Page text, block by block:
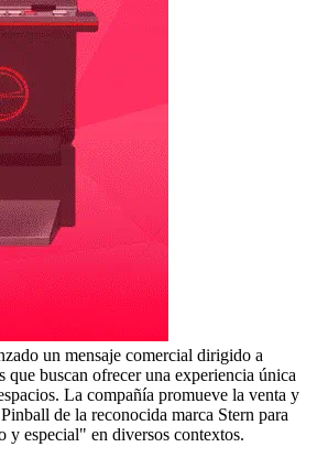
un mensaje comercial dirigido a
que buscan ofrecer una experiencia única
La compañía promueve la venta y
de la reconocida marca Stern para
y especial" en diversos contextos.